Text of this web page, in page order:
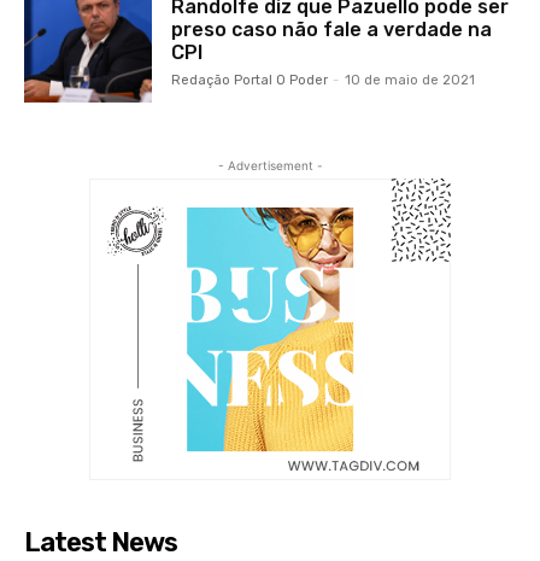
Randolfe diz que Pazuello pode ser
preso caso não fale a verdade na
CPI
Redação Portal O Poder - 10 de maio de 2021
- Advertisement -
Latest News